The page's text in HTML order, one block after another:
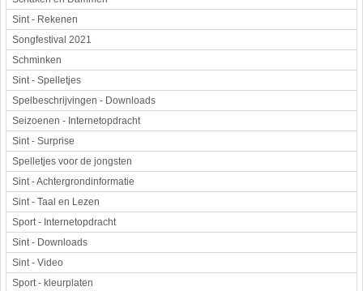
Sint - Rekenen
Songfestival 2021
Schminken
Sint - Spelletjes
Spelbeschrijvingen - Downloads
Seizoenen - Internetopdracht
Sint - Surprise
Spelletjes voor de jongsten
Sint - Achtergrondinformatie
Sint - Taal en Lezen
Sport - Internetopdracht
Sint - Downloads
Sint - Video
Sport - kleurplaten